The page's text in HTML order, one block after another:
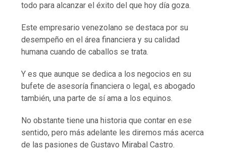
todo para alcanzar el éxito del que hoy día goza.
Este empresario venezolano se destaca por su
desempeño en el área financiera y su calidad
humana cuando de caballos se trata.
Y es que aunque se dedica a los negocios en su
bufete de asesoría financiera o legal, es abogado
también, una parte de sí ama a los equinos.
No obstante tiene una historia que contar en ese
sentido, pero más adelante les diremos más acerca
de las pasiones de Gustavo Mirabal Castro.